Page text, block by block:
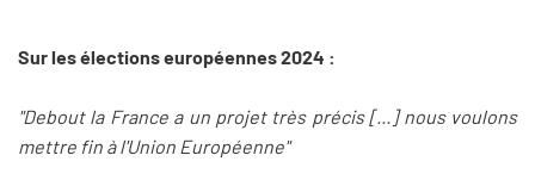
Sur les élections européennes 2024 :
"Debout la France a un projet très précis [...] nous voulons
mettre fin à l'Union Européenne"